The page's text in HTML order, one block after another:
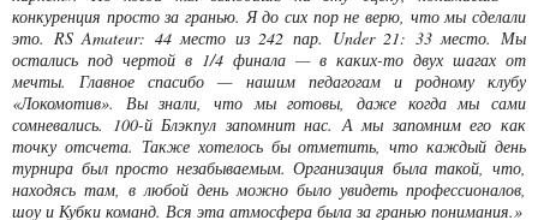
конкуренция просто за гранью. Я до сих пор не верю, что мы сделали
это. RS Amateur: 44 место из 242 пар. Under 21: 33 место. Мы
остались под чертой в 1/4 финала — в каких-то двух шагах от
мечты. Главное спасибо — нашим педагогам и родному клубу
«Локомотив». Вы знали, что мы готовы, даже когда мы сами
сомневались. 100-й Блэкпул запомнит нас. А мы запомним его как
точку отсчета. Также хотелось бы отметить, что каждый день
турнира был просто незабываемым. Организация была такой, что,
находясь там, в любой день можно было увидеть профессионалов,
шоу и Кубки команд. Вся эта атмосфера была за гранью понимания.»